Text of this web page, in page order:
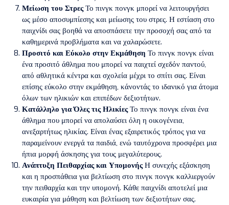
Μείωση του ΣτρεςΤο πινγκ πονγκ μπορεί να λειτουργήσει
ως μέσο αποσυμπίεσης και μείωσης του στρες. Η εστίαση στο
παιχνίδι σας βοηθά να αποσπάσετε την προσοχή σας από τα
καθημερινά προβλήματα και να χαλαρώσετε.
Προσιτό και Εύκολο στην Εκμάθηση Το πινγκ πονγκ είναι
ένα προσιτό άθλημα που μπορεί να παιχτεί σχεδόν παντού,
από αθλητικά κέντρα και σχολεία μέχρι το σπίτι σας. Είναι
επίσης εύκολο στην εκμάθηση, κάνοντάς το ιδανικό για άτομα
όλων των ηλικιών και επιπέδων δεξιοτήτων.
Κατάλληλο για Όλες τις ΗλικίεςΤο πινγκ πονγκ είναι ένα
άθλημα που μπορεί να απολαύσει όλη η οικογένεια,
ανεξαρτήτως ηλικίας. Είναι ένας εξαιρετικός τρόπος για να
παραμείνουν ενεργά τα παιδιά, ενώ ταυτόχρονα προσφέρει μια
ήπια μορφή άσκησης για τους μεγαλύτερους.
Ανάπτυξη Πειθαρχίας και ΥπομονήςΗ συνεχής εξάσκηση
και η προσπάθεια για βελτίωση στο πινγκ πονγκ καλλιεργούν
την πειθαρχία και την υπομονή. Κάθε παιχνίδι αποτελεί μια
ευκαιρία για μάθηση και βελτίωση των δεξιοτήτων σας.